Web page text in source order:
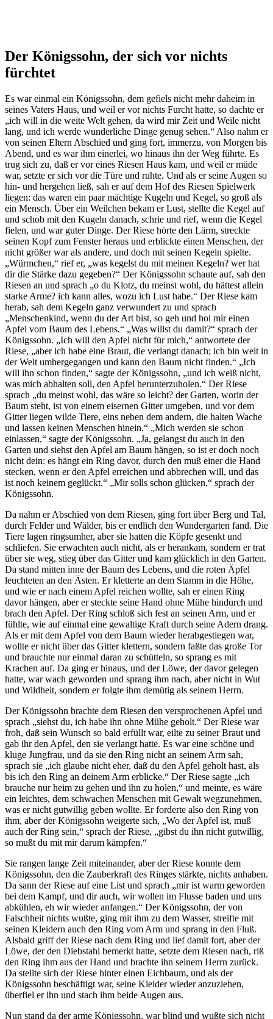
Der Königssohn, der sich vor nichts
fürchtet
Es war einmal ein Königssohn, dem gefiels nicht mehr daheim in
seines Vaters Haus, und weil er vor nichts Furcht hatte, so dachte er
„ich will in die weite Welt gehen, da wird mir Zeit und Weile nicht
lang, und ich werde wunderliche Dinge genug sehen.“ Also nahm er
von seinen Eltern Abschied und ging fort, immerzu, von Morgen bis
Abend, und es war ihm einerlei, wo hinaus ihn der Weg führte. Es
trug sich zu, daß er vor eines Riesen Haus kam, und weil er müde
war, setzte er sich vor die Türe und ruhte. Und als er seine Augen so
hin- und hergehen ließ, sah er auf dem Hof des Riesen Spielwerk
liegen: das waren ein paar mächtige Kugeln und Kegel, so groß als
ein Mensch. Über ein Weilchen bekam er Lust, stellte die Kegel auf
und schob mit den Kugeln danach, schrie und rief, wenn die Kegel
fielen, und war guter Dinge. Der Riese hörte den Lärm, streckte
seinen Kopf zum Fenster heraus und erblickte einen Menschen, der
nicht größer war als andere, und doch mit seinen Kegeln spielte.
„Würmchen,“ rief er, „was kegelst du mit meinen Kegeln? wer hat
dir die Stärke dazu gegeben?“ Der Königssohn schaute auf, sah den
Riesen an und sprach „o du Klotz, du meinst wohl, du hättest allein
starke Arme? ich kann alles, wozu ich Lust habe.“ Der Riese kam
herab, sah dem Kegeln ganz verwundert zu und sprach
„Menschenkind, wenn du der Art bist, so geh und hol mir einen
Apfel vom Baum des Lebens.“ „Was willst du damit?“ sprach der
Königssohn. „Ich will den Apfel nicht für mich,“ antwortete der
Riese, „aber ich habe eine Braut, die verlangt danach; ich bin weit in
der Welt umhergegangen und kann den Baum nicht finden.“ „Ich
will ihn schon finden,“ sagte der Königssohn, „und ich weiß nicht,
was mich abhalten soll, den Apfel herunterzuholen.“ Der Riese
sprach „du meinst wohl, das wäre so leicht? der Garten, worin der
Baum steht, ist von einem eisernen Gitter umgeben, und vor dem
Gitter liegen wilde Tiere, eins neben dem andern, die halten Wache
und lassen keinen Menschen hinein.“ „Mich werden sie schon
einlassen,“ sagte der Königssohn. „Ja, gelangst du auch in den
Garten und siehst den Apfel am Baum hängen, so ist er doch noch
nicht dein: es hängt ein Ring davor, durch den muß einer die Hand
stecken, wenn er den Apfel erreichen und abbrechen will, und das
ist noch keinem geglückt.“ „Mir solls schon glücken,“ sprach der
Königssohn.
Da nahm er Abschied von dem Riesen, ging fort über Berg und Tal,
durch Felder und Wälder, bis er endlich den Wundergarten fand. Die
Tiere lagen ringsumher, aber sie hatten die Köpfe gesenkt und
schliefen. Sie erwachten auch nicht, als er herankam, sondern er trat
über sie weg, stieg über das Gitter und kam glücklich in den Garten.
Da stand mitten inne der Baum des Lebens, und die roten Äpfel
leuchteten an den Ästen. Er kletterte an dem Stamm in die Höhe,
und wie er nach einem Apfel reichen wollte, sah er einen Ring
davor hängen, aber er steckte seine Hand ohne Mühe hindurch und
brach den Apfel. Der Ring schloß sich fest an seinen Arm, und er
fühlte, wie auf einmal eine gewaltige Kraft durch seine Adern drang.
Als er mit dem Apfel von dem Baum wieder herabgestiegen war,
wollte er nicht über das Gitter klettern, sondern faßte das große Tor
und brauchte nur einmal daran zu schütteln, so sprang es mit
Krachen auf. Da ging er hinaus, und der Löwe, der davor gelegen
hatte, war wach geworden und sprang ihm nach, aber nicht in Wut
und Wildheit, sondern er folgte ihm demütig als seinem Herrn.
Der Königssohn brachte dem Riesen den versprochenen Apfel und
sprach „siehst du, ich habe ihn ohne Mühe geholt.“ Der Riese war
froh, daß sein Wunsch so bald erfüllt war, eilte zu seiner Braut und
gab ihr den Apfel, den sie verlangt hatte. Es war eine schöne und
kluge Jungfrau, und da sie den Ring nicht an seinem Arm sah,
sprach sie „ich glaube nicht eher, daß du den Apfel geholt hast, als
bis ich den Ring an deinem Arm erblicke.“ Der Riese sagte „ich
brauche nur heim zu gehen und ihn zu holen,“ und meinte, es wäre
ein leichtes, dem schwachen Menschen mit Gewalt wegzunehmen,
was er nicht gutwillig geben wollte. Er forderte also den Ring von
ihm, aber der Königssohn weigerte sich, „Wo der Apfel ist, muß
auch der Ring sein,“ sprach der Riese, „gibst du ihn nicht gutwillig,
so mußt du mit mir darum kämpfen.“
Sie rangen lange Zeit miteinander, aber der Riese konnte dem
Königssohn, den die Zauberkraft des Ringes stärkte, nichts anhaben.
Da sann der Riese auf eine List und sprach „mir ist warm geworden
bei dem Kampf, und dir auch, wir wollen im Flusse baden und uns
abkühlen, eh wir wieder anfangen.“ Der Königssohn, der von
Falschheit nichts wußte, ging mit ihm zu dem Wasser, streifte mit
seinen Kleidern auch den Ring vom Arm und sprang in den Fluß.
Alsbald griff der Riese nach dem Ring und lief damit fort, aber der
Löwe, der den Diebstahl bemerkt hatte, setzte dem Riesen nach, riß
den Ring ihm aus der Hand und brachte ihn seinem Herrn zurück.
Da stellte sich der Riese hinter einen Eichbaum, und als der
Königssohn beschäftigt war, seine Kleider wieder anzuziehen,
überfiel er ihn und stach ihm beide Augen aus.
Nun stand da der arme Königssohn, war blind und wußte sich nicht